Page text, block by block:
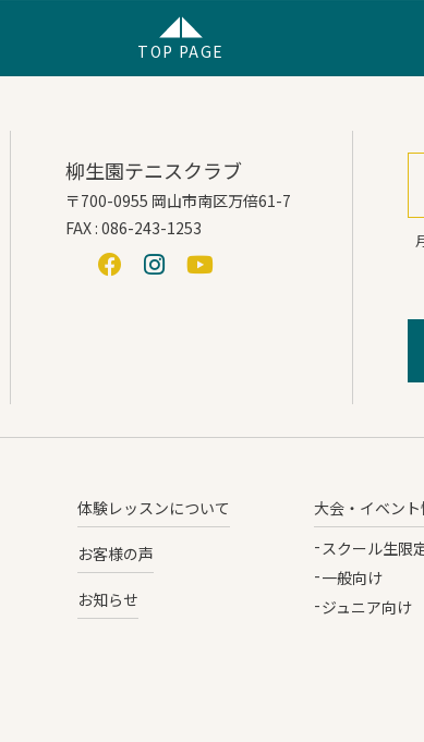
TOP PAGE
柳生園テニスクラブ
〒700-0955 岡山市南区万倍61-7
FAX : 086-243-1253
体験レッスンについて
お客様の声
お知らせ
大会・イベント
スクール生限
一般向け
ジュニア向け